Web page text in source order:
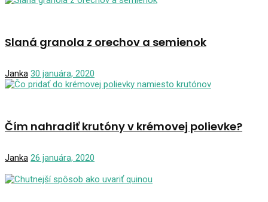
Slaná granola z orechov a semienok
Janka 30 januára, 2020
Čím nahradiť krutóny v krémovej polievke?
Janka 26 januára, 2020